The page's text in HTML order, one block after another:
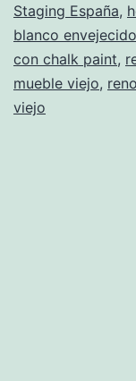
Staging España,
blanco envejecido
con chalk paint,
mueble viejo,
viejo